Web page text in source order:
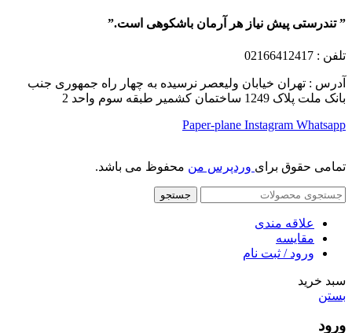
” تندرستی پیش نیاز هر آرمان باشکوهی است.”
تلفن : 02166412417
آدرس : تهران خیابان ولیعصر نرسیده به چهار راه جمهوری جنب
بانک ملت پلاک 1249 ساختمان کشمیر طبقه سوم واحد 2
Paper-plane Instagram Whatsapp
تمامی حقوق برای وردپرس من محفوظ می باشد.
جستجو
علاقه مندی
مقایسه
ورود / ثبت نام
سبد خرید
بستن
ورود